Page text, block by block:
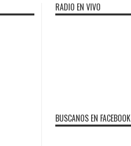
RADIO EN VIVO
BUSCANOS EN FACEBOOK